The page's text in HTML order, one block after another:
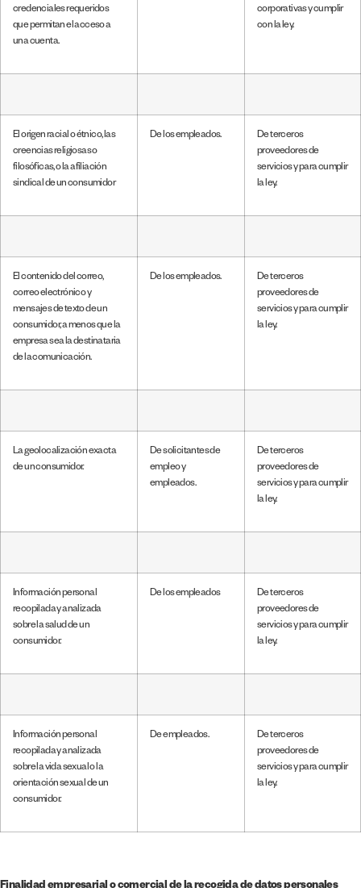
credenciales requeridos
que permitan el acceso a
una cuenta.
corporativas y cumplir
con la ley.
El origen racial o étnico, las
creencias religiosas o
filosóficas, o la afiliación
sindical de un consumidor
De los empleados.
De terceros
proveedores de
servicios y para cumplir
la ley.
El contenido del correo,
correo electrónico y
mensajes de texto de un
consumidor, a menos que la
empresa sea la destinataria
de la comunicación.
De los empleados.
De terceros
proveedores de
servicios y para cumplir
la ley.
La geolocalización exacta
de un consumidor.
De solicitantes de
empleo y
empleados.
De terceros
proveedores de
servicios y para cumplir
la ley.
Información personal
recopilada y analizada
sobre la salud de un
consumidor.
De los empleados
De terceros
proveedores de
servicios y para cumplir
la ley.
Información personal
recopilada y analizada
sobre la vida sexual o la
orientación sexual de un
consumidor.
De empleados.
De terceros
proveedores de
servicios y para cumplir
la ley.